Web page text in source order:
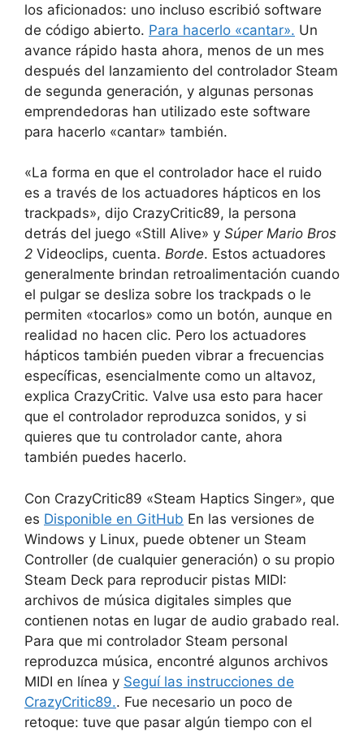
los aficionados: uno incluso escribió software
de código abierto. Para hacerlo «cantar». Un
avance rápido hasta ahora, menos de un mes
después del lanzamiento del controlador Steam
de segunda generación, y algunas personas
emprendedoras han utilizado este software
para hacerlo «cantar» también.
«La forma en que el controlador hace el ruido
es a través de los actuadores hápticos en los
trackpads», dijo CrazyCritic89, la persona
detrás del juego «Still Alive» y Súper Mario Bros
2 Videoclips, cuenta. Borde. Estos actuadores
generalmente brindan retroalimentación cuando
el pulgar se desliza sobre los trackpads o le
permiten «tocarlos» como un botón, aunque en
realidad no hacen clic. Pero los actuadores
hápticos también pueden vibrar a frecuencias
específicas, esencialmente como un altavoz,
explica CrazyCritic. Valve usa esto para hacer
que el controlador reproduzca sonidos, y si
quieres que tu controlador cante, ahora
también puedes hacerlo.
Con CrazyCritic89 «Steam Haptics Singer», que
es Disponible en GitHub En las versiones de
Windows y Linux, puede obtener un Steam
Controller (de cualquier generación) o su propio
Steam Deck para reproducir pistas MIDI:
archivos de música digitales simples que
contienen notas en lugar de audio grabado real.
Para que mi controlador Steam personal
reproduzca música, encontré algunos archivos
MIDI en línea y Seguí las instrucciones de
CrazyCritic89.. Fue necesario un poco de
retoque: tuve que pasar algún tiempo con el